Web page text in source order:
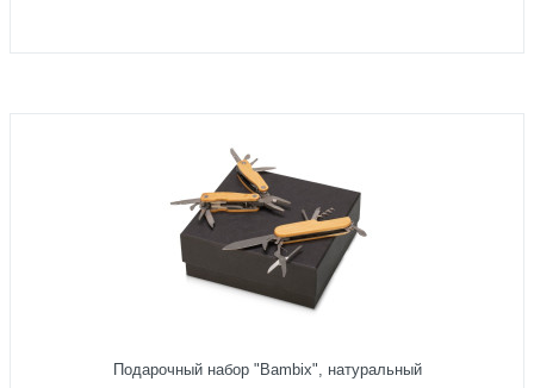
Подарочный набор "Bambix", натуральный